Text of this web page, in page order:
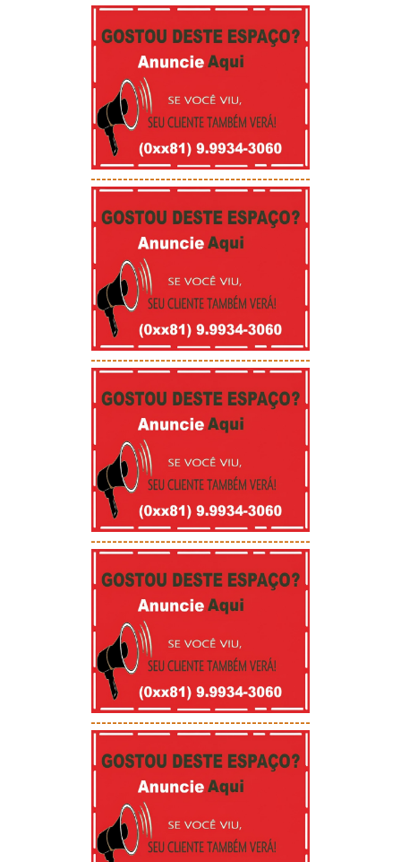
-----------------------------------------
-----------------------------------------
-----------------------------------------
-----------------------------------------